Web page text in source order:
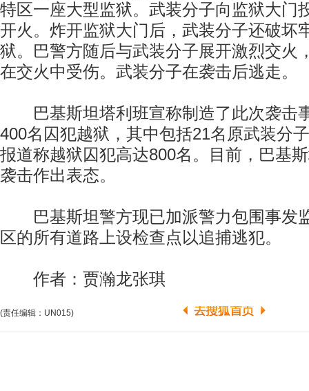
特区一座大型监狱。武装分子向监狱大门
开火。炸开监狱大门后，武装分子还破坏
狱。巴警方随后与武装分子展开激烈交火
在交火中受伤。武装分子在袭击后逃走。
巴基斯坦塔利班宣称制造了此次袭击
400名囚犯越狱，其中包括21名原武装分
报道称越狱囚犯高达800名。目前，巴基
袭击作出表态。
巴基斯坦警方现已加派警力包围事发
区的所有道路上设检查点以追捕逃犯。
作者：贾瀚龙张琪
(责任编辑：UN015)